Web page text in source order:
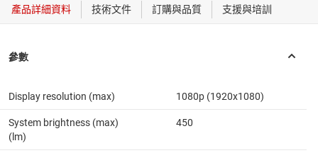
Display resolution (max) 1080p (1920x1080)
System brightness (max)
(lm)
450